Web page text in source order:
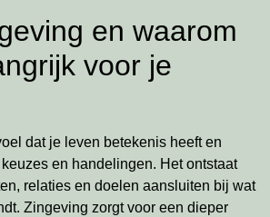
en waarom
voor je
dat je leven betekenis heeft en
en handelingen. Het ontstaat
relaties en doelen aansluiten bij wat
Zingeving zorgt voor een dieper